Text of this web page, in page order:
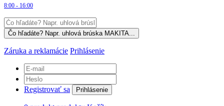
8:00 - 16:00
Záruka a reklamácie Prihlásenie
Registrovať sa Prihlásenie